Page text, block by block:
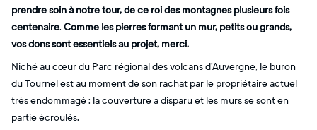
prendre soin à notre tour, de ce roi des montagnes plusieurs fois
centenaire. Comme les pierres formant un mur, petits ou grands,
vos dons sont essentiels au projet, merci.
Niché au cœur du Parc régional des volcans d’Auvergne, le buron
du Tournel est au moment de son rachat par le propriétaire actuel
très endommagé : la couverture a disparu et les murs se sont en
partie écroulés.